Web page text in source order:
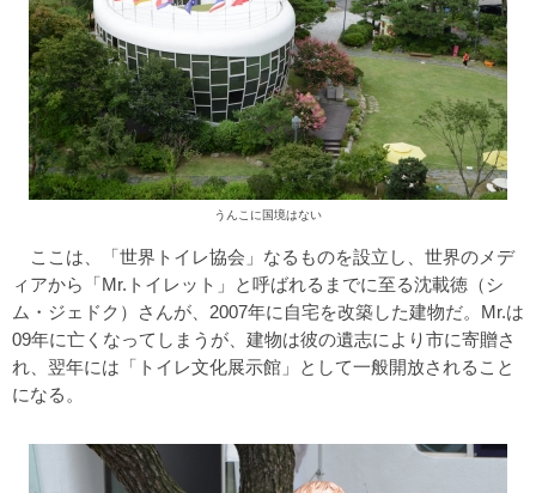
うんこに国境はない
ここは、「世界トイレ協会」なるものを設立し、世界のメデ
ィアから「Mr.トイレット」と呼ばれるまでに至る沈載徳（シ
ム・ジェドク）さんが、2007年に自宅を改築した建物だ。Mr.は
09年に亡くなってしまうが、建物は彼の遺志により市に寄贈さ
れ、翌年には「トイレ文化展示館」として一般開放されること
になる。